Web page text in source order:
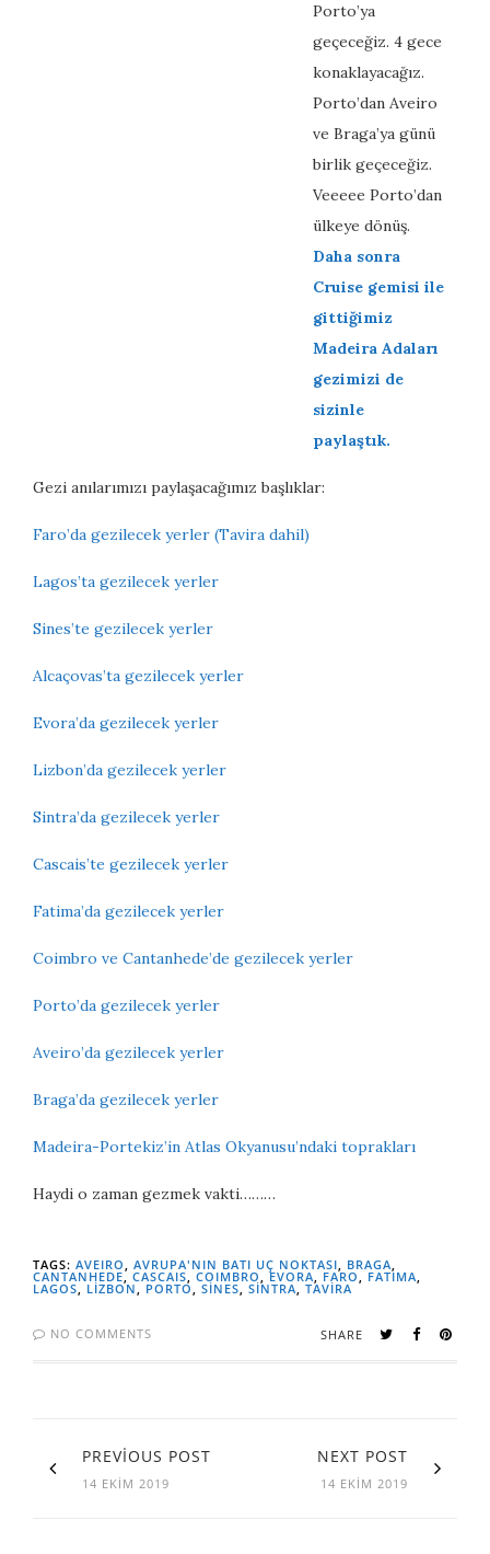
Porto’ya
geçeceğiz. 4 gece
konaklayacağız.
Porto’dan Aveiro
ve Braga’ya günü
birlik geçeceğiz.
Veeeee Porto’dan
ülkeye dönüş.
Daha sonra
Cruise gemisi ile
gittiğimiz
Madeira Adaları
gezimizi de
sizinle
paylaştık.
Gezi anılarımızı paylaşacağımız başlıklar:
Faro’da gezilecek yerler (Tavira dahil)
Lagos’ta gezilecek yerler
Sines’te gezilecek yerler
Alcaçovas’ta gezilecek yerler
Evora’da gezilecek yerler
Lizbon’da gezilecek yerler
Sintra’da gezilecek yerler
Cascais’te gezilecek yerler
Fatima’da gezilecek yerler
Coimbro ve Cantanhede’de gezilecek yerler
Porto’da gezilecek yerler
Aveiro’da gezilecek yerler
Braga’da gezilecek yerler
Madeira-Portekiz’in Atlas Okyanusu’ndaki toprakları
Haydi o zaman gezmek vakti………
TAGS: AVEIRO, AVRUPA'NIN BATI UÇ NOKTASI, BRAGA,
CANTANHEDE, CASCAIS, COIMBRO,EVORA, FARO, FATIMA,
LAGOS, LİZBON, PORTO, SİNES, SİNTRA, TAVİRA
NO COMMENTS SHARE
PREVIOUS POST
14 EKIM 2019
NEXT POST
14 EKIM 2019